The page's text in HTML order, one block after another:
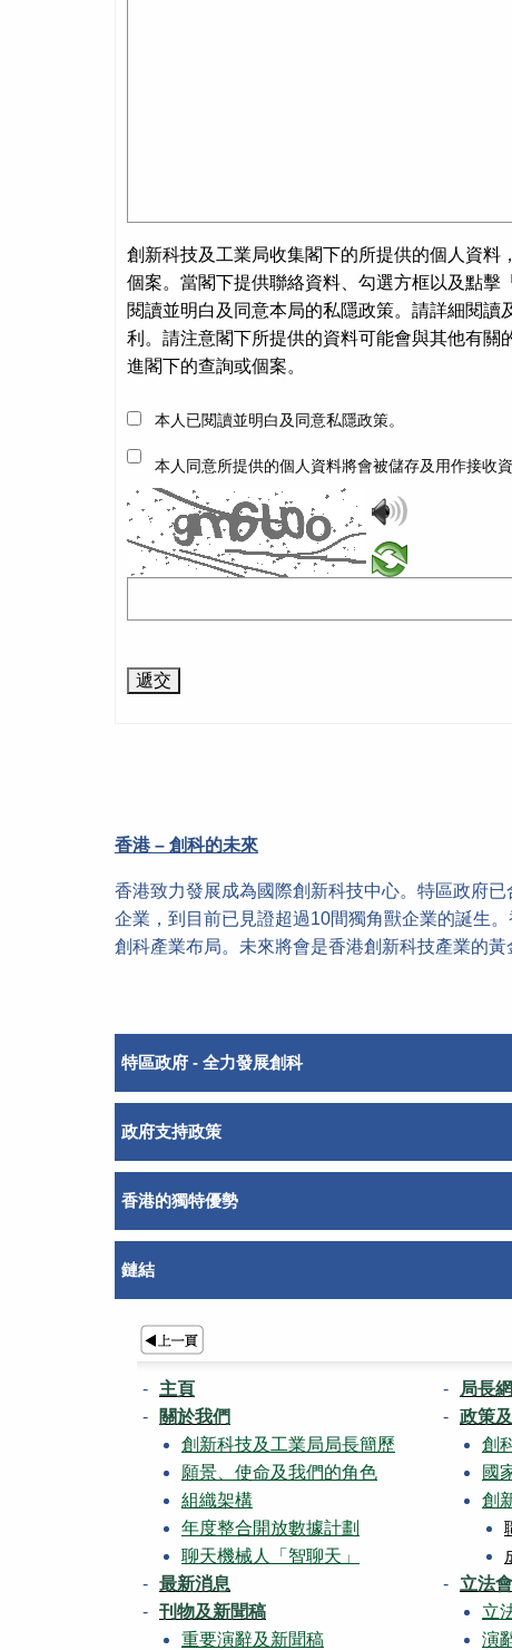
創新科技及工業局收集閣下的所提供的個人資料
個案。當閣下提供聯絡資料、勾選方框以及點擊
閱讀並明白及同意本局的私隱政策。請詳細閱讀
利。請注意閣下所提供的資料可能會與其他有關
進閣下的查詢或個案。
本人已閱讀並明白及同意私隱政策。
本人同意所提供的個人資料將會被儲存及用作接收
香港 – 創科的未來
香港致力發展成為國際創新科技中心。特區政府
企業，到目前已見證超過10間獨角獸企業的誕生
創科產業布局。未來將會是香港創新科技產業的黃
特區政府 - 全力發展創科
政府支持政策
香港的獨特優勢
鏈結
主頁
關於我們
創新科技及工業局局長簡歷
願景、使命及我們的角色
組織架構
年度整合開放數據計劃
聊天機械人「智聊天」
最新消息
刊物及新聞稿
重要演辭及新聞稿
局長
政策
創
國
創
立法
立
演